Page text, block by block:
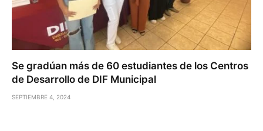
Se gradúan más de 60 estudiantes de los Centros
de Desarrollo de DIF Municipal
SEPTIEMBRE 4, 2024